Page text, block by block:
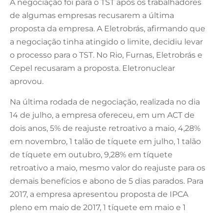
A negociação foi para o TST após os trabalhadores
de algumas empresas recusarem a última
proposta da empresa. A Eletrobrás, afirmando que
a negociação tinha atingido o limite, decidiu levar
o processo para o TST. No Rio, Furnas, Eletrobrás e
Cepel recusaram a proposta. Eletronuclear
aprovou.
Na última rodada de negociação, realizada no dia
14 de julho, a empresa ofereceu, em um ACT de
dois anos, 5% de reajuste retroativo a maio, 4,28%
em novembro, 1 talão de tíquete em julho, 1 talão
de tíquete em outubro, 9,28% em tíquete
retroativo a maio, mesmo valor do reajuste para os
demais benefícios e abono de 5 dias parados. Para
2017, a empresa apresentou proposta de IPCA
pleno em maio de 2017, 1 tíquete em maio e 1